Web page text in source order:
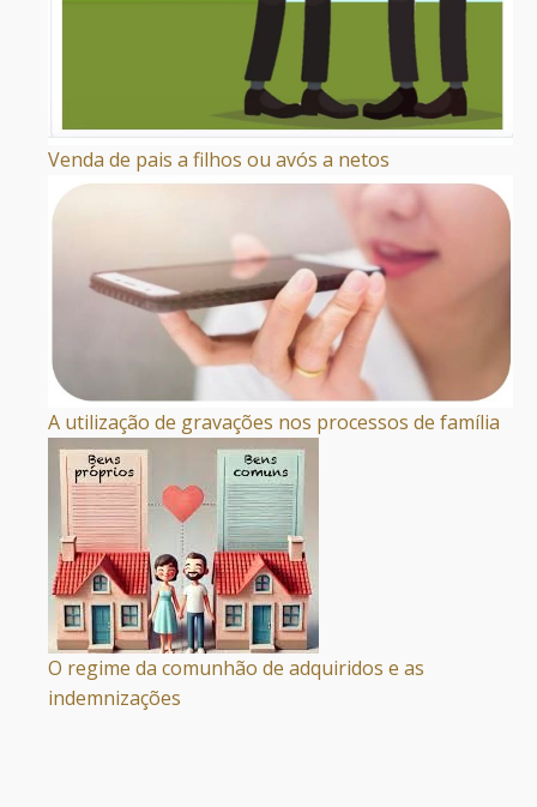
Venda de pais a filhos ou avós a netos
A utilização de gravações nos processos de família
O regime da comunhão de adquiridos e as
indemnizações